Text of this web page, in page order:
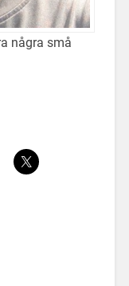
några små